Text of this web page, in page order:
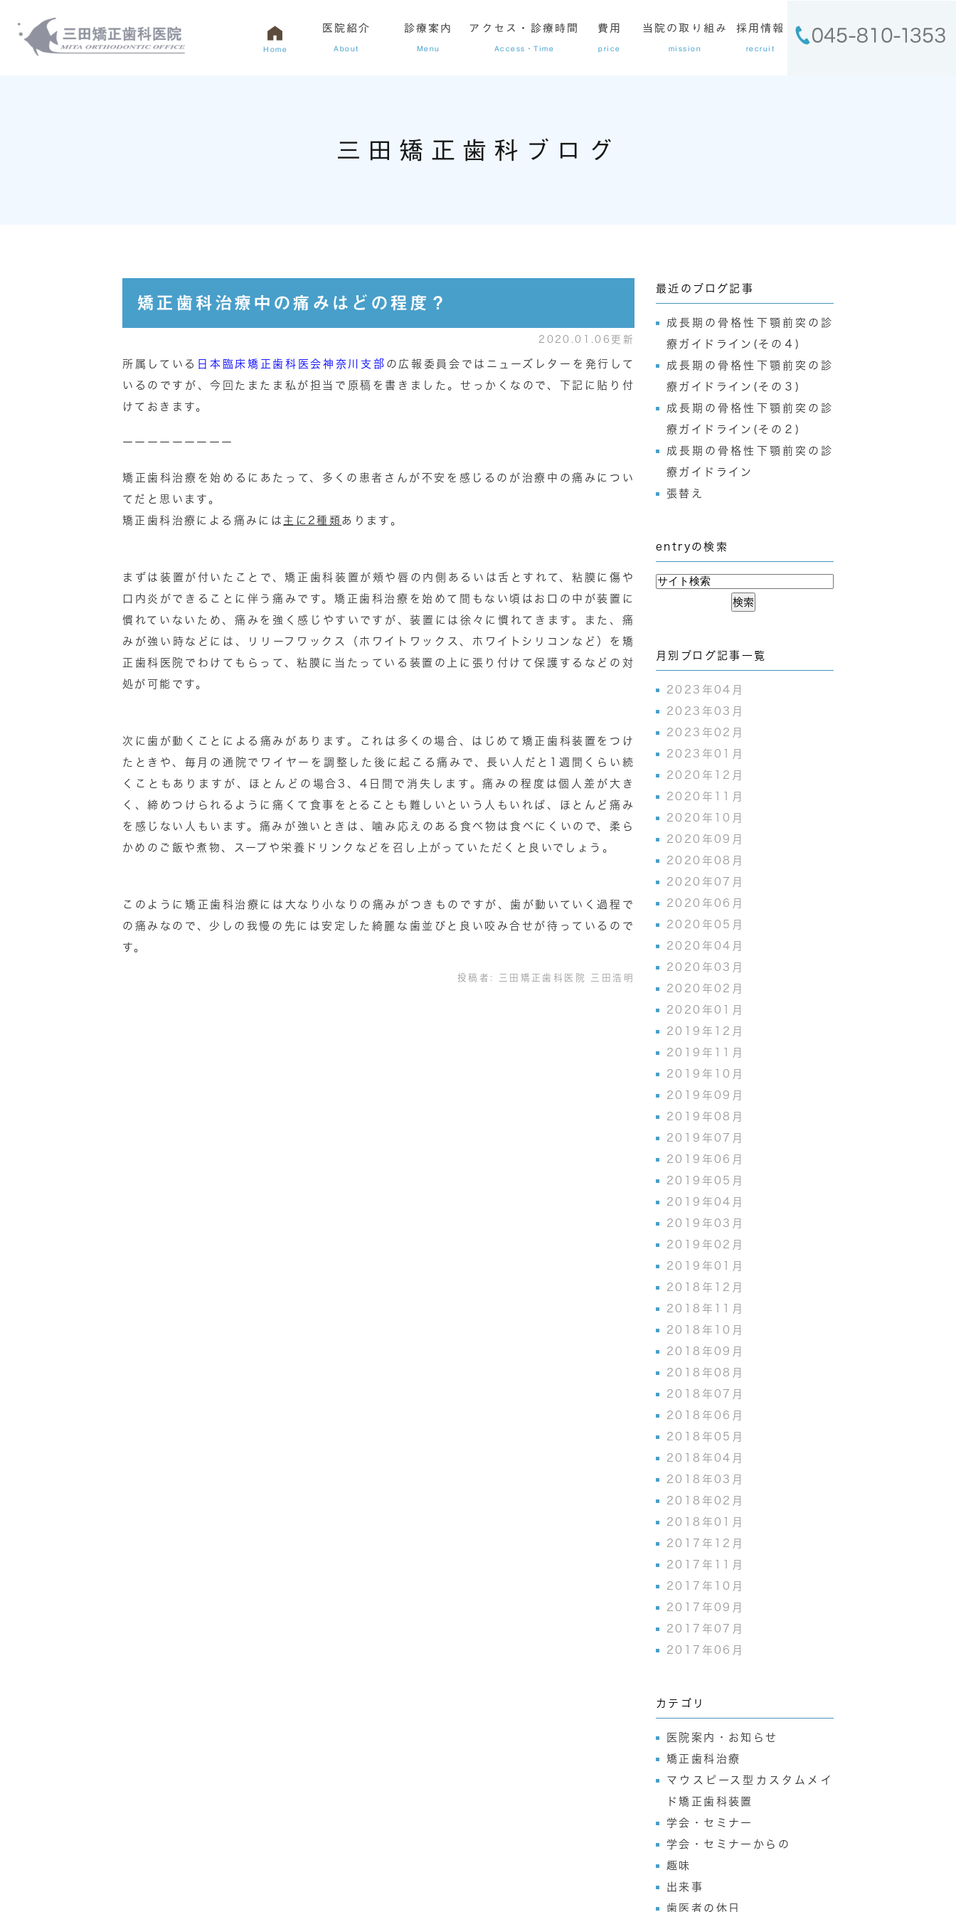
Home
医院紹介
About
スタッフ紹介 三田矯正歯科ブログ
診療案内
Menu
子どもの矯正 当院の矯正治療メニュー
アクセス・診療時間
Access・Time
費用
price
当院の取り組み
mission
採用情報
recruit
三田矯正歯科ブログ
矯正歯科治療中の痛みはどの程度？
2020.01.06更新
所属している 日本臨床矯正歯科医会神奈川支部 の広報委員会ではニューズレターを発行して
いるのですが、今回たまたま私が担当で原稿を書きました。せっかくなので、下記に貼り付
けておきます。
ーーーーーーーーー
矯正歯科治療を始めるにあたって、多くの患者さんが不安を感じるのが治療中の痛みについ
てだと思います。
矯正歯科治療による痛みには 主に2種類 あります。
まずは装置が付いたことで、矯正歯科装置が頬や唇の内側あるいは舌とすれて、粘膜に傷や
口内炎ができることに伴う痛みです。矯正歯科治療を始めて間もない頃はお口の中が装置に
慣れていないため、痛みを強く感じやすいですが、装置には徐々に慣れてきます。また、痛
みが強い時などには、リリーフワックス（ホワイトワックス、ホワイトシリコンなど）を矯
正歯科医院でわけてもらって、粘膜に当たっている装置の上に張り付けて保護するなどの対
処が可能です。
次に歯が動くことによる痛みがあります。これは多くの場合、はじめて矯正歯科装置をつけ
たときや、毎月の通院でワイヤーを調整した後に起こる痛みで、長い人だと1週間くらい続
くこともありますが、ほとんどの場合3、4日間で消失します。痛みの程度は個人差が大き
く、締めつけられるように痛くて食事をとることも難しいという人もいれば、ほとんど痛み
を感じない人もいます。痛みが強いときは、噛み応えのある食べ物は食べにくいので、柔ら
かめのご飯や煮物、スープや栄養ドリンクなどを召し上がっていただくと良いでしょう。
このように矯正歯科治療には大なり小なりの痛みがつきものですが、歯が動いていく過程で
の痛みなので、少しの我慢の先には安定した綺麗な歯並びと良い咬み合せが待っているので
す。
投稿者: 三田矯正歯科医院 三田浩明
最近のブログ記事
成長期の骨格性下顎前突の診
療ガイドライン(その４)
成長期の骨格性下顎前突の診
療ガイドライン(その３)
成長期の骨格性下顎前突の診
療ガイドライン(その２)
成長期の骨格性下顎前突の診
療ガイドライン
張替え
entryの検索
月別ブログ記事一覧
2023年04月
2023年03月
2023年02月
2023年01月
2020年12月
2020年11月
2020年10月
2020年09月
2020年08月
2020年07月
2020年06月
2020年05月
2020年04月
2020年03月
2020年02月
2020年01月
2019年12月
2019年11月
2019年10月
2019年09月
2019年08月
2019年07月
2019年06月
2019年05月
2019年04月
2019年03月
2019年02月
2019年01月
2018年12月
2018年11月
2018年10月
2018年09月
2018年08月
2018年07月
2018年06月
2018年05月
2018年04月
2018年03月
2018年02月
2018年01月
2017年12月
2017年11月
2017年10月
2017年09月
2017年07月
2017年06月
カテゴリ
医院案内・お知らせ
矯正歯科治療
マウスピース型カスタムメイ
ド矯正歯科装置
学会・セミナー
学会・セミナーからの
趣味
出来事
歯医者の休日